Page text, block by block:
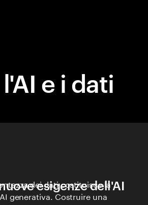
e i dati
esigenze dell'AI
dei dati costituisce la
generativa. Costruire una